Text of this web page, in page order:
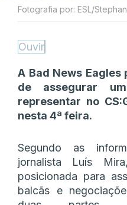
Fotografia por: ESL/
Ouvir
A Bad News
de assegurar
representar no
nesta 4ª feira.
Segundo as
jornalista Luís
posicionada para
balcãs e